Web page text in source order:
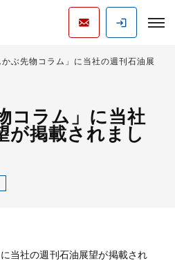
かぶ先物コラム」に当社の週刊石油展
コラム」に当社
が掲載されまし
当社の週刊石油展望が掲載され